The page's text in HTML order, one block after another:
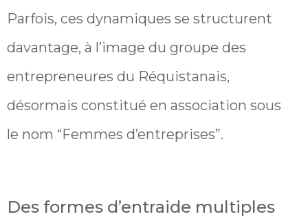
Parfois, ces dynamiques se structurent
davantage, à l’image du groupe des
entrepreneures du Réquistanais,
désormais constitué en association sous
le nom “Femmes d’entreprises”.
Des formes d’entraide multiples